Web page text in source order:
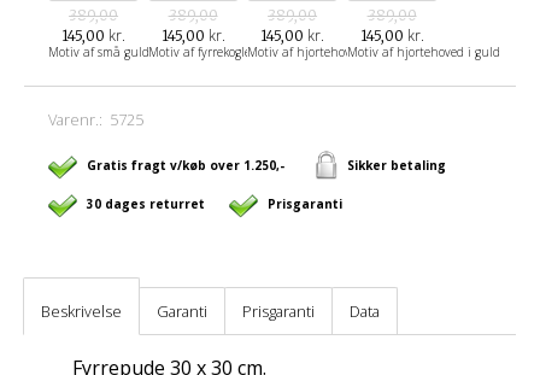
389,00
145,00 kr.
Motiv af små guld træer
389,00
145,00 kr.
Motiv af fyrrekogler i guld
389,00
145,00 kr.
Motiv af hjortehoved i guld
389,00
145,00 kr.
Motiv af hjortehoved i guld
Varenr.: 5725
Gratis fragt v/køb over 1.250,- Sikker betaling
30 dages returret Prisgaranti
Beskrivelse Garanti Prisgaranti Data
Fyrrepude 30 x 30 cm.